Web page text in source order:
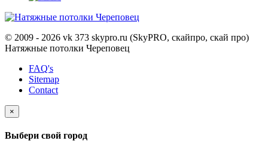
© 2009 - 2026 vk 373 skypro.ru (SkyPRO, скайпро, скай про)
Натяжные потолки Череповец
FAQ's
Sitemap
Contact
×
Выбери свой город